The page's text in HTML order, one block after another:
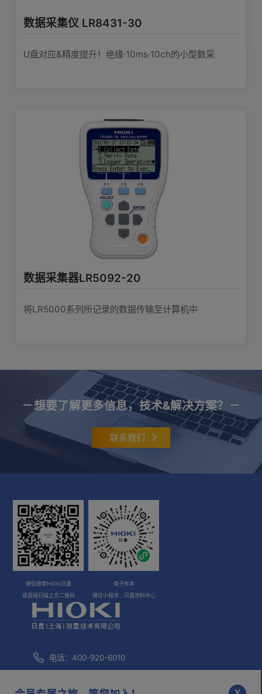
数据采集仪 LR8431-30
U盘对应&精度提升！绝缘·10ms·10ch的小型数采
数据采集器LR5092-20
将LR5000系列所记录的数据传输至计算机中
想要了解更多信息，技术&解决方案？
联系我们
微信搜索HIOKI日置
或直接扫描上方二维码
电子样本
微信小程序：日置资料中心
电话：400-920-6010